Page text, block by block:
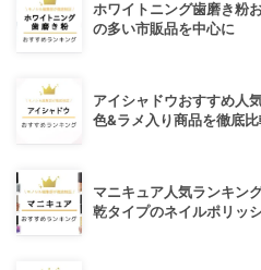
ホワイトニング歯磨き粉
の多い市販品を中心に
アイシャドウおすすめ人
色&ラメ入り商品を徹底比
マニキュア人気ランキン
乾タイプのネイルポリッ